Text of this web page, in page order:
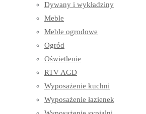
Dywany i wykładziny
Meble
Meble ogrodowe
Ogród
Oświetlenie
RTV AGD
Wyposażenie kuchni
Wyposażenie łazienek